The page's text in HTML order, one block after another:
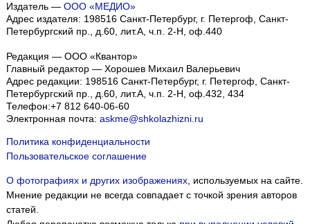
Издатель — ООО «МЕДИО»
Адрес издателя: 198516 Санкт-Петербург, г. Петергоф, Санкт-
Петербургский пр., д.60, лит.А, ч.п. 2-Н, оф.440
Редакция — ООО «Квантор»
Главный редактор — Хорошев Михаил Валерьевич
Адрес редакции: 198516 Санкт-Петербург, г. Петергоф, Санкт-
Петербургский пр., д.60, лит.А, ч.п. 2-Н, оф.432, 434
Телефон:+7 812 640-06-60
Электронная почта: askme@shkolazhizni.ru
Политика конфиденциальности
Пользовательское соглашение
О фотографиях и других изображениях, используемых на сайте.
Мнение редакции не всегда совпадает с точкой зрения авторов
статей.